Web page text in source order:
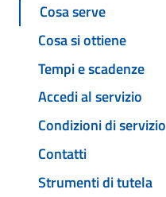
Cosa serve
Cosa si ottiene
Tempi e scadenze
Accedi al servizio
Condizioni di servizio
Contatti
Strumenti di tutela